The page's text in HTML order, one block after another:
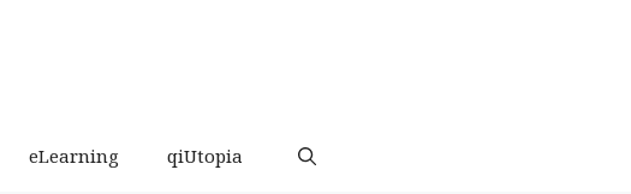
eLearning qiUtopia